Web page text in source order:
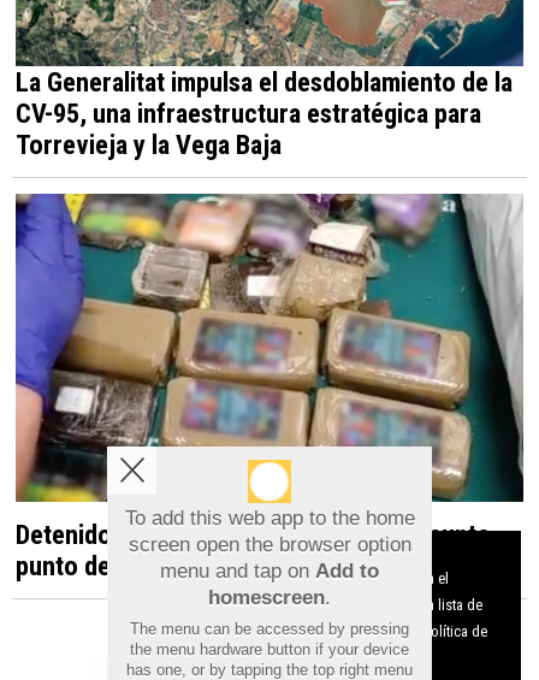
La Generalitat impulsa el desdoblamiento de la
CV-95, una infraestructura estratégica para
Torrevieja y la Vega Baja
Detenido en Albatera por dirigir un presunto
punto de venta de droga desde una vivienda
To add this web app to the home
screen open the browser option
menu and tap on Add to
homescreen.
The menu can be accessed by pressing
the menu hardware button if your device
has one, or by tapping the top right menu
Aviso sobre el Uso de cookies:
Utilizamos cookies nuestras y de terceros para el
funcionamiento del digital. Puedes consultar la lista de
cookies y como desconectarlas. Ver nuestra Política de
Privacidad y Cookies